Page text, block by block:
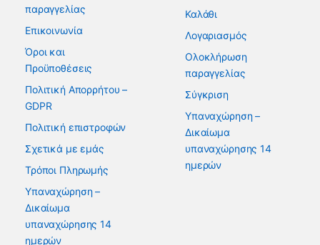
παραγγελίας
Επικοινωνία
Όροι και
Προϋποθέσεις
Πολιτική Απορρήτου –
GDPR
Πολιτική επιστροφών
Σχετικά με εμάς
Τρόποι Πληρωμής
Υπαναχώρηση –
Δικαίωμα
υπαναχώρησης 14
ημερών
Καλάθι
Λογαριασμός
Ολοκλήρωση
παραγγελίας
Σύγκριση
Υπαναχώρηση –
Δικαίωμα
υπαναχώρησης 14
ημερών